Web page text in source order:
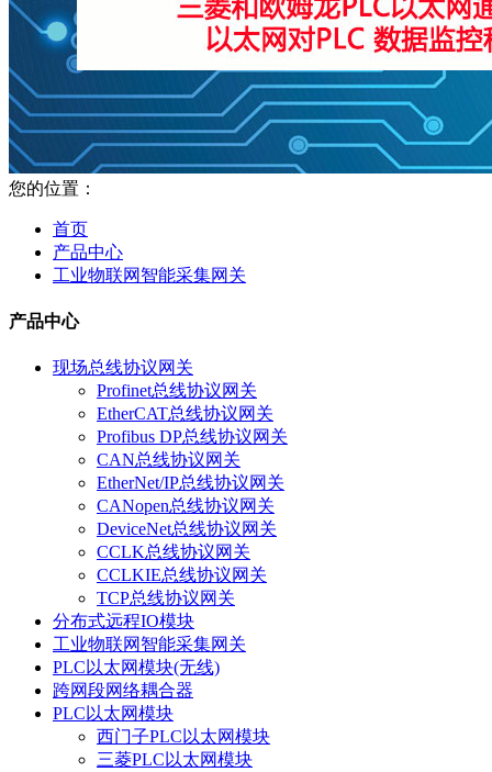
您的位置：
首页
产品中心
工业物联网智能采集网关
产品中心
现场总线协议网关
Profinet总线协议网关
EtherCAT总线协议网关
Profibus DP总线协议网关
CAN总线协议网关
EtherNet/IP总线协议网关
CANopen总线协议网关
DeviceNet总线协议网关
CCLK总线协议网关
CCLKIE总线协议网关
TCP总线协议网关
分布式远程IO模块
工业物联网智能采集网关
PLC以太网模块(无线)
跨网段网络耦合器
PLC以太网模块
西门子PLC以太网模块
三菱PLC以太网模块